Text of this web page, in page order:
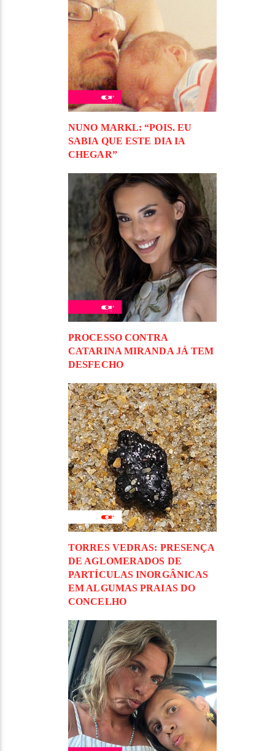
NUNO MARKL: “POIS. EU
SABIA QUE ESTE DIA IA
CHEGAR”
PROCESSO CONTRA
CATARINA MIRANDA JÁ TEM
DESFECHO
TORRES VEDRAS: PRESENÇA
DE AGLOMERADOS DE
PARTÍCULAS INORGÂNICAS
EM ALGUMAS PRAIAS DO
CONCELHO